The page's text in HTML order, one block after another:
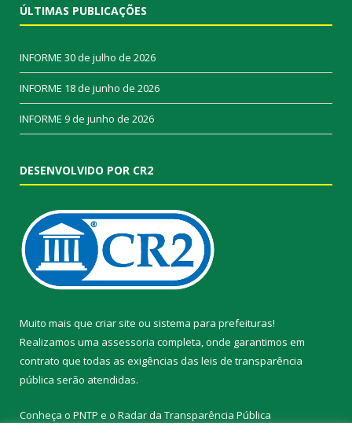
ÚLTIMAS PUBLICAÇÕES
INFORME 30 de julho de 2026
INFORME 18 de junho de 2026
INFORME 9 de junho de 2026
DESENVOLVIDO POR CR2
Muito mais que criar site ou sistema para prefeituras!
Realizamos uma assessoria completa, onde garantimos em
contrato que todas as exigências das leis de transparência
pública serão atendidas.
Conheça o PNTP e o Radar da Transparência Pública